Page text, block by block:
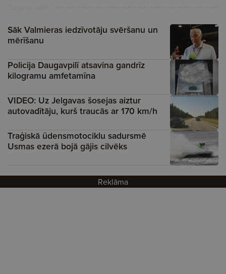
Sāk Valmieras iedzīvotāju svēršanu un
mērīšanu
Policija Daugavpilī atsavina gandrīz
kilogramu amfetamīna
VIDEO: Uz Jelgavas šosejas aiztur
autovadītāju, kurš traucās ar 170 km/h
Traģiskā ūdensmotociklu sadursmē
Usmas ezerā bojā gājis cilvēks
Reklāma